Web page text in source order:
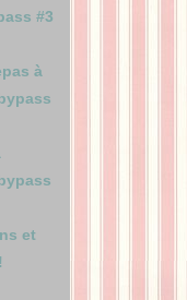
#3
à
et